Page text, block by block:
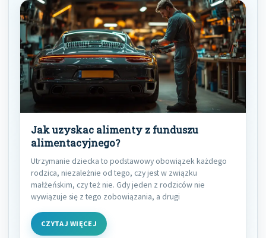
Jak uzyskac alimenty z funduszu
alimentacyjnego?
Utrzymanie dziecka to podstawowy obowiązek każdego
rodzica, niezależnie od tego, czy jest w związku
małżeńskim, czy też nie. Gdy jeden z rodziców nie
wywiązuje się z tego zobowiązania, a drugi
CZYTAJ WIĘCEJ